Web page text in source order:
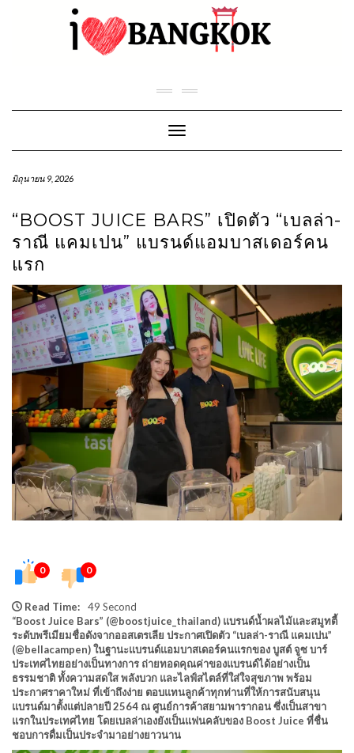
Toggle Navigation
มิถุนายน 9, 2026
“BOOST JUICE BARS” เปิดตัว “เบลล่า-
ราณี แคมเปน” แบรนด์แอมบาสเดอร์คน
แรก
0 0
Read Time:
49 Second
“Boost Juice Bars” (@boostjuice_thailand) แบรนด์น้ำผลไม้และสมูทตี้
ระดับพรีเมียมชื่อดังจากออสเตรเลีย ประกาศเปิดตัว “เบลล่า-ราณี แคมเปน”
(@bellacampen) ในฐานะแบรนด์แอมบาสเดอร์คนแรกของ บูสต์ จูซ บาร์
ประเทศไทยอย่างเป็นทางการ ถ่ายทอดคุณค่าของแบรนด์ได้อย่างเป็น
ธรรมชาติ ทั้งความสดใส พลังบวก และไลฟ์สไตล์ที่ใส่ใจสุขภาพ พร้อม
ประกาศราคาใหม่ ที่เข้าถึงง่าย ตอบแทนลูกค้าทุกท่านที่ให้การสนับสนุน
แบรนด์มาตั้งแต่ปลายปี 2564 ณ ศูนย์การค้าสยามพารากอน ซึ่งเป็นสาขา
แรกในประเทศไทย โดยเบลล่าเองยังเป็นแฟนคลับของ Boost Juice ที่ชื่น
ชอบการดื่มเป็นประจำมาอย่างยาวนาน